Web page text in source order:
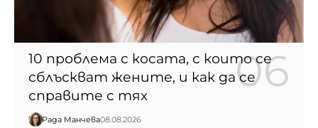
10 проблема с косата, с които се
сблъскват жените, и как да се
справите с тях
Рада Манчева08.08.2026